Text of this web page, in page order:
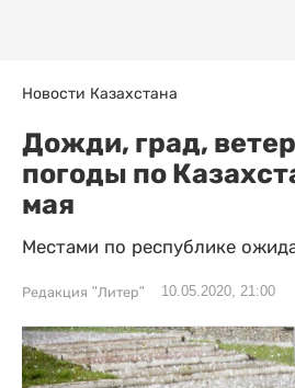
Новости Казахстана
Дожди, град,
погоды по
мая
Местами по республике
Редакция "Литер" 10.05.2020, 21:00